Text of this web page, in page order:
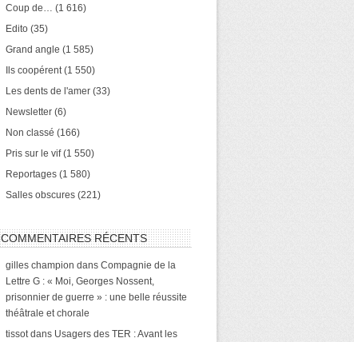
Coup de… (1 616)
Edito (35)
Grand angle (1 585)
Ils coopérent(1 550)
Les dents de l'amer (33)
Newsletter (6)
Non classé (166)
Pris sur le vif(1 550)
Reportages (1 580)
Salles obscures (221)
COMMENTAIRES RÉCENTS
gilles champion dans Compagnie de la
Lettre G : « Moi, Georges Nossent,
prisonnier de guerre » : une belle réussite
théâtrale et chorale
tissotdans Usagers des TER : Avant les